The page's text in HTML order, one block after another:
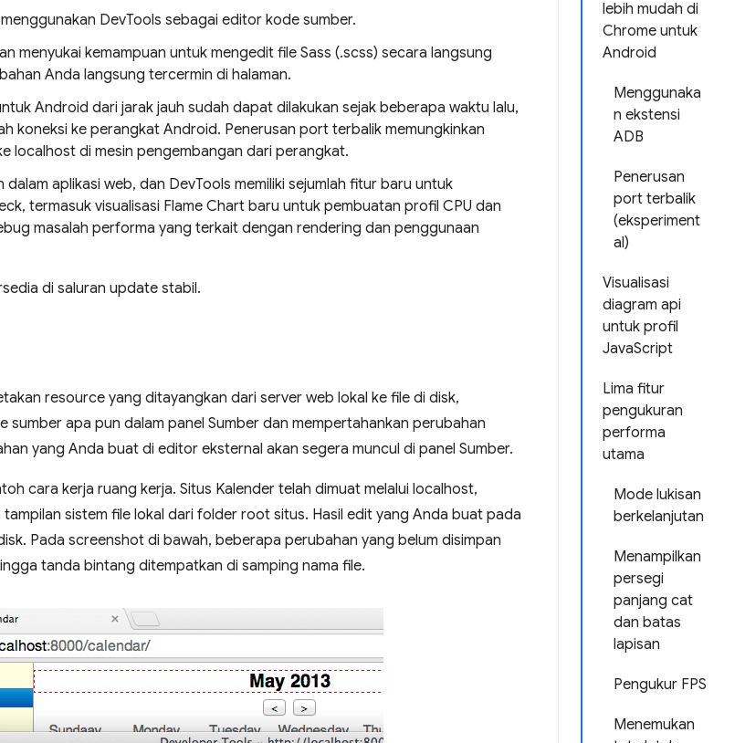
lebih mudah di
Chrome untuk
Android
Menggunaka
n ekstensi
ADB
Penerusan
port terbalik
(eksperiment
al)
Visualisasi
diagram api
untuk profil
JavaScript
Lima fitur
pengukuran
performa
utama
Mode lukisan
berkelanjutan
Menampilkan
persegi
panjang cat
dan batas
lapisan
Pengukur FPS
Menemukan
DevTools sebagai editor kode sumber.
menyukai kemampuan untuk mengedit file Sass (.scss) secara langsung
Anda langsung tercermin di halaman.
Android dari jarak jauh sudah dapat dilakukan sejak beberapa waktu lalu,
koneksi ke perangkat Android. Penerusan port terbalik memungkinkan
localhost di mesin pengembangan dari perangkat.
aplikasi web, dan DevTools memiliki sejumlah fitur baru untuk
termasuk visualisasi Flame Chart baru untuk pembuatan profil CPU dan
masalah performa yang terkait dengan rendering dan penggunaan
di saluran update stabil.
resource yang ditayangkan dari server web lokal ke file di disk,
sumber apa pun dalam panel Sumber dan mempertahankan perubahan
yang Anda buat di editor eksternal akan segera muncul di panel Sumber.
cara kerja ruang kerja. Situs Kalender telah dimuat melalui localhost,
sistem file lokal dari folder root situs. Hasil edit yang Anda buat pada
Pada screenshot di bawah, beberapa perubahan yang belum disimpan
tanda bintang ditempatkan di samping nama file.